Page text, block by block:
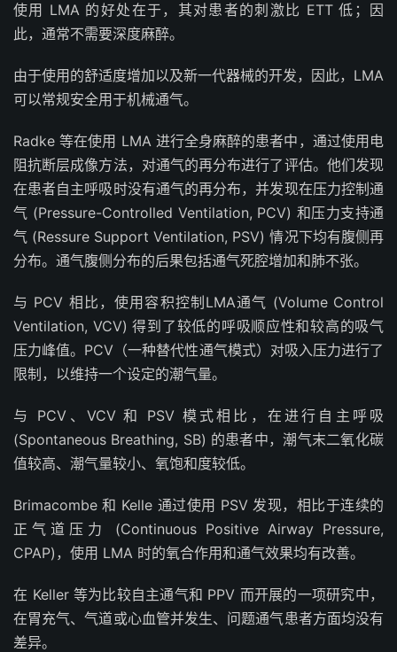
使用 LMA 的好处在于，其对患者的刺激比 ETT 低；因
此，通常不需要深度麻醉。
由于使用的舒适度增加以及新一代器械的开发，因此，LMA
可以常规安全用于机械通气。
Radke 等在使用 LMA 进行全身麻醉的患者中，通过使用电
阻抗断层成像方法，对通气的再分布进行了评估。他们发现
在患者自主呼吸时没有通气的再分布，并发现在压力控制通
气 (Pressure-Controlled Ventilation, PCV) 和压力支持通
气 (Ressure Support Ventilation, PSV) 情况下均有腹侧再
分布。通气腹侧分布的后果包括通气死腔增加和肺不张。
与 PCV 相比，使用容积控制LMA通气 (Volume Control
Ventilation, VCV) 得到了较低的呼吸顺应性和较高的吸气
压力峰值。PCV（一种替代性通气模式）对吸入压力进行了
限制，以维持一个设定的潮气量。
与 PCV、VCV 和 PSV 模式相比，在进行自主呼吸
(Spontaneous Breathing, SB) 的患者中，潮气末二氧化碳
值较高、潮气量较小、氧饱和度较低。
Brimacombe 和 Kelle 通过使用 PSV 发现，相比于连续的
正气道压力 (Continuous Positive Airway Pressure,
CPAP)，使用 LMA 时的氧合作用和通气效果均有改善。
在 Keller 等为比较自主通气和 PPV 而开展的一项研究中，
在胃充气、气道或心血管并发生、问题通气患者方面均没有
差异。